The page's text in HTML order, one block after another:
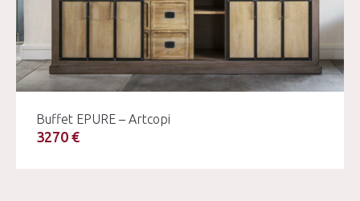
Buffet EPURE – Artcopi
3270 €